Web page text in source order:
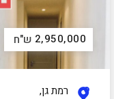
2,950,000 ש"ח
רמת גן,